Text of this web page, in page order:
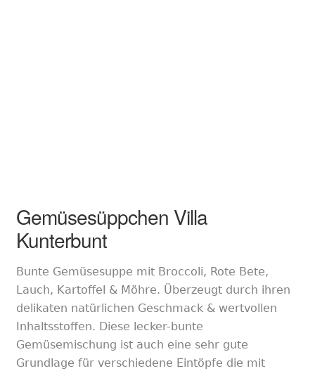
Gemüsesüppchen Villa
Kunterbunt
Bunte Gemüsesuppe mit Broccoli, Rote Bete,
Lauch, Kartoffel & Möhre. Überzeugt durch ihren
delikaten natürlichen Geschmack & wertvollen
Inhaltsstoffen. Diese lecker-bunte
Gemüsemischung ist auch eine sehr gute
Grundlage für verschiedene Eintöpfe die mit